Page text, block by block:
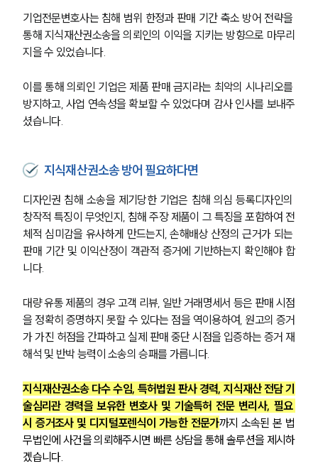
기업법무그룹 업무
전체
PROFESSIONALS
ABOUT
그룹소개
대륜의 강점
업무협력·법률자문 기업
오시는 길
글로벌 파트너 로펌
고객의 소리
통합검색
기업전문변호사는 침해 범위 한정과 판매 기간 축소 방어 전략을
통해 지식재산권소송을 의뢰인의 이익을 지키는 방향으로 마무리
지을 수 있었습니다.
이를 통해 의뢰인 기업은 제품 판매 금지라는 최악의 시나리오를
방지하고, 사업 연속성을 확보할 수 있었다며 감사 인사를 보내주
셨습니다.
지식재산권소송 방어 필요하다면
디자인권 침해 소송을 제기당한 기업은 침해 의심 등록디자인의
창작적 특징이 무엇인지, 침해 주장 제품이 그 특징을 포함하여 전
체적 심미감을 유사하게 만드는지, 손해배상 산정의 근거가 되는
판매 기간 및 이익산정이 객관적 증거에 기반하는지 확인해야 합
니다.
대량 유통 제품의 경우 고객 리뷰, 일반 거래명세서 등은 판매 시점
을 정확히 증명하지 못할 수 있다는 점을 역이용하여, 원고의 증거
가 가진 허점을 간파하고 실제 판매 중단 시점을 입증하는 증거 재
해석 및 반박 능력이 소송의 승패를 가릅니다.
지식재산권소송 다수 수임, 특허법원 판사 경력, 지식재산 전담 기
술심리관 경력을 보유한 변호사 및 기술특허 전문 변리사, 필요
시 증거조사 및 디지털포렌식이 가능한 전문가까지 소속된 본 법
무법인에 사건을 의뢰해주시면 빠른 상담을 통해 솔루션을 제시하
겠습니다.